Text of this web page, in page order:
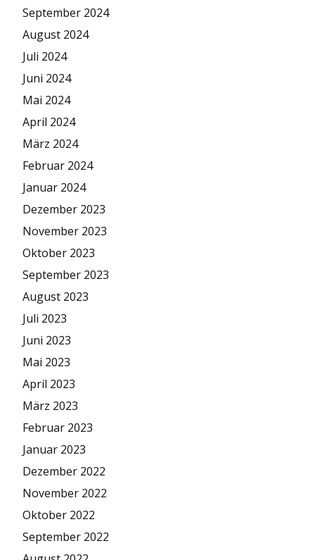
September 2024
August 2024
Juli 2024
Juni 2024
Mai 2024
April 2024
März 2024
Februar 2024
Januar 2024
Dezember 2023
November 2023
Oktober 2023
September 2023
August 2023
Juli 2023
Juni 2023
Mai 2023
April 2023
März 2023
Februar 2023
Januar 2023
Dezember 2022
November 2022
Oktober 2022
September 2022